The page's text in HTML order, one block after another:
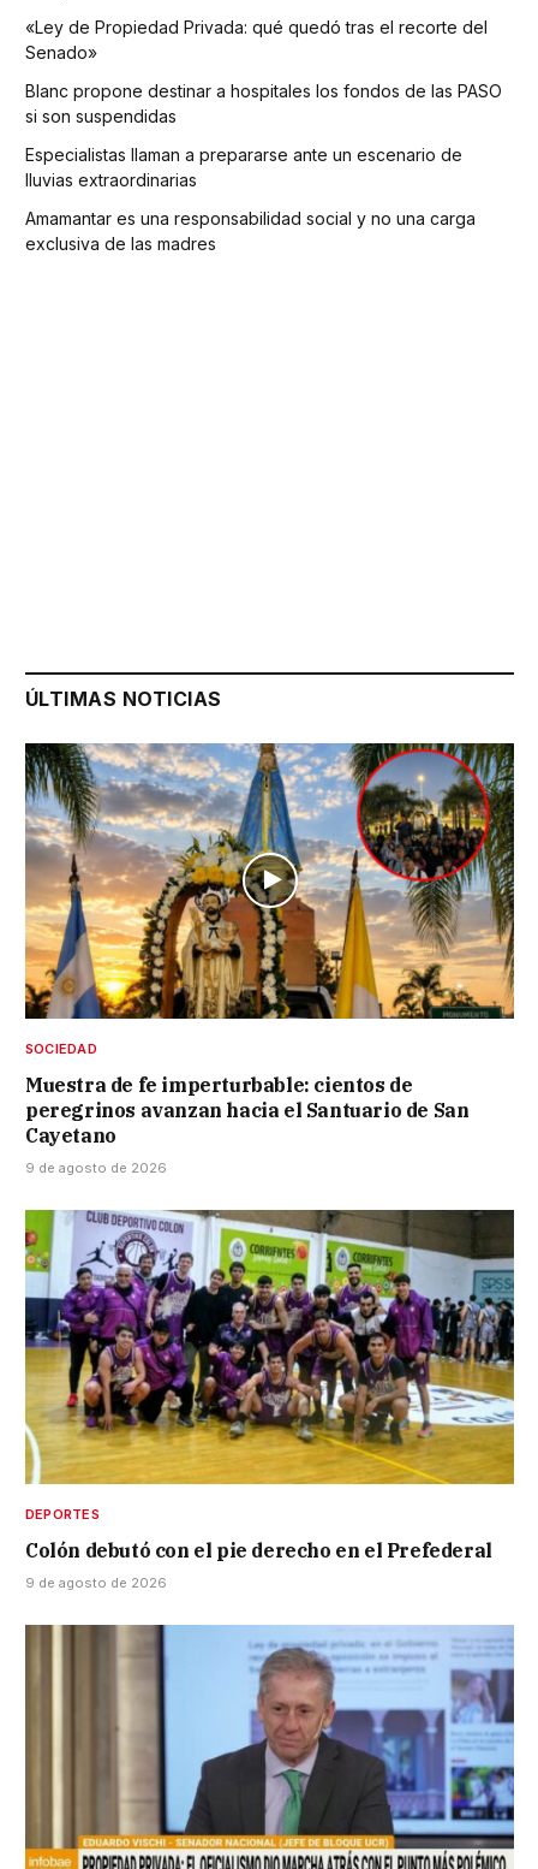
«Ley de Propiedad Privada: qué quedó tras el recorte del
Senado»
Blanc propone destinar a hospitales los fondos de las PASO
si son suspendidas
Especialistas llaman a prepararse ante un escenario de
lluvias extraordinarias
Amamantar es una responsabilidad social y no una carga
exclusiva de las madres
ÚLTIMAS NOTICIAS
SOCIEDAD
Muestra de fe imperturbable: cientos de
peregrinos avanzan hacia el Santuario de San
Cayetano
9 de agosto de 2026
DEPORTES
Colón debutó con el pie derecho en el Prefederal
9 de agosto de 2026